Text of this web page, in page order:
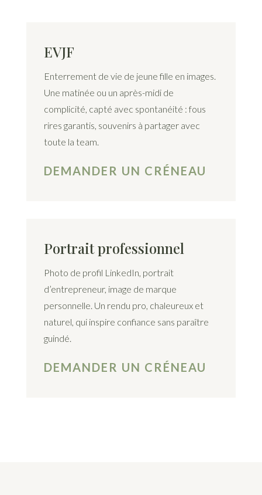
EVJF
Enterrement de vie de jeune fille en images.
Une matinée ou un après-midi de
complicité, capté avec spontanéité : fous
rires garantis, souvenirs à partager avec
toute la team.
DEMANDER UN CRÉNEAU
Portrait professionnel
Photo de profil LinkedIn, portrait
d’entrepreneur, image de marque
personnelle. Un rendu pro, chaleureux et
naturel, qui inspire confiance sans paraître
guindé.
DEMANDER UN CRÉNEAU